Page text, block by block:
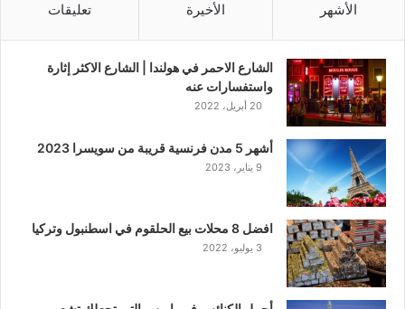
الأشهر الأخيرة تعليقات
الشارع الاحمر في هولندا | الشارع الاكثر إثارة
واستفسارات عنه
20 أبريل، 2022
أشهر 5 مدن فرنسية قريبة من سويسرا 2023
9 يناير، 2023
افضل 8 محلات بيع الحلقوم في اسطنبول وتركيا
3 يوليو، 2022